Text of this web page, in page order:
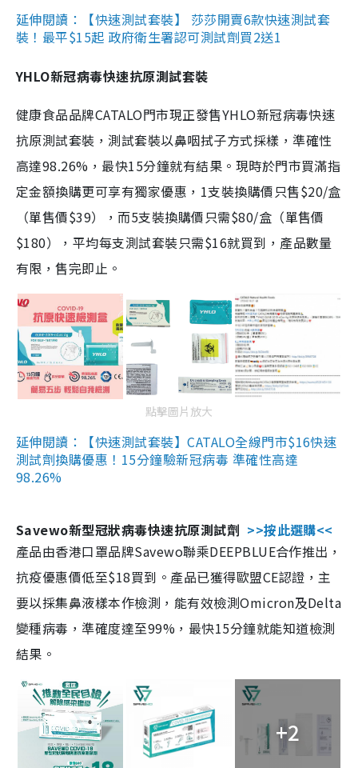
延伸閱讀：【快速測試套裝】 莎莎開賣6款快速測試套
裝！最平$15起 政府衛生署認可測試劑買2送1
YHLO新冠病毒快速抗原測試套裝
健康食品品牌CATALO門市現正發售YHLO新冠病毒快速
抗原測試套裝，測試套裝以鼻咽拭子方式採樣，準確性
高達98.26%，最快15分鐘就有結果。現時於門市買滿指
定金額換購更可享有獨家優惠，1支裝換購價只售$20/盒
（單售價$39），而5支裝換購價只需$80/盒（單售價
$180），平均每支測試套裝只需$16就買到，產品數量
有限，售完即止。
點擊圖片放大
延伸閱讀：【快速測試套裝】CATALO全線門市$16快速
測試劑換購優惠！15分鐘驗新冠病毒 準確性高達
98.26%
Savewo新型冠狀病毒快速抗原測試劑 >>按此選購<<
產品由香港口罩品牌Savewo聯乘DEEPBLUE合作推出，
抗疫優惠價低至$18買到。產品已獲得歐盟CE認證，主
要以採集鼻液樣本作檢測，能有效檢測Omicron及Delta
變種病毒，準確度達至99%，最快15分鐘就能知道檢測
結果。
+2